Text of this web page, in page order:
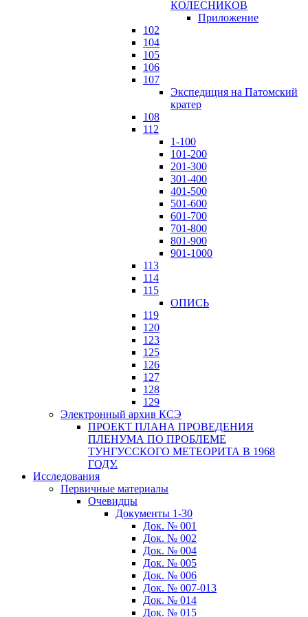
КОЛЕСНИКОВ
Приложение
102
104
105
106
107
Экспедиция на Патомский
кратер
108
112
1-100
101-200
201-300
301-400
401-500
501-600
601-700
701-800
801-900
901-1000
113
114
115
ОПИСЬ
119
120
123
125
126
127
128
129
Электронный архив КСЭ
ПРОЕКТ ПЛАНА ПРОВЕДЕНИЯ
ПЛЕНУМА ПО ПРОБЛЕМЕ
ТУНГУССКОГО МЕТЕОРИТА В 1968
ГОДУ.
Исследования
Первичные материалы
Очевидцы
Документы 1-30
Док. № 001
Док. № 002
Док. № 004
Док. № 005
Док. № 006
Док. № 007-013
Док. № 014
Док. № 015